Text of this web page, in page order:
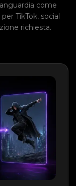
come
TikTok, social
richiesta.